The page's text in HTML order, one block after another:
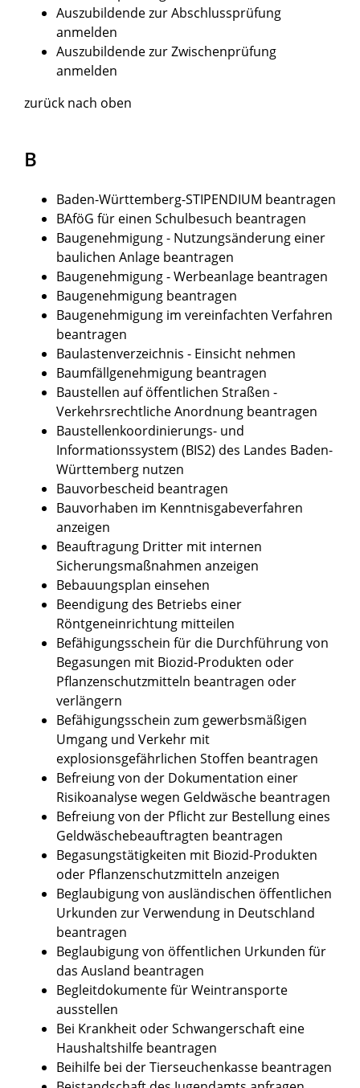
Auszubildende zur Abschlussprüfung
anmelden
Auszubildende zur Zwischenprüfung
anmelden
zurück nach oben
B
Baden-Württemberg-STIPENDIUM beantragen
BAföG für einen Schulbesuch beantragen
Baugenehmigung - Nutzungsänderung einer
baulichen Anlage beantragen
Baugenehmigung - Werbeanlage beantragen
Baugenehmigung beantragen
Baugenehmigung im vereinfachten Verfahren
beantragen
Baulastenverzeichnis - Einsicht nehmen
Baumfällgenehmigung beantragen
Baustellen auf öffentlichen Straßen -
Verkehrsrechtliche Anordnung beantragen
Baustellenkoordinierungs- und
Informationssystem (BIS2) des Landes Baden-
Württemberg nutzen
Bauvorbescheid beantragen
Bauvorhaben im Kenntnisgabeverfahren
anzeigen
Beauftragung Dritter mit internen
Sicherungsmaßnahmen anzeigen
Bebauungsplan einsehen
Beendigung des Betriebs einer
Röntgeneinrichtung mitteilen
Befähigungsschein für die Durchführung von
Begasungen mit Biozid-Produkten oder
Pflanzenschutzmitteln beantragen oder
verlängern
Befähigungsschein zum gewerbsmäßigen
Umgang und Verkehr mit
explosionsgefährlichen Stoffen beantragen
Befreiung von der Dokumentation einer
Risikoanalyse wegen Geldwäsche beantragen
Befreiung von der Pflicht zur Bestellung eines
Geldwäschebeauftragten beantragen
Begasungstätigkeiten mit Biozid-Produkten
oder Pflanzenschutzmitteln anzeigen
Beglaubigung von ausländischen öffentlichen
Urkunden zur Verwendung in Deutschland
beantragen
Beglaubigung von öffentlichen Urkunden für
das Ausland beantragen
Begleitdokumente für Weintransporte
ausstellen
Bei Krankheit oder Schwangerschaft eine
Haushaltshilfe beantragen
Beihilfe bei der Tierseuchenkasse beantragen